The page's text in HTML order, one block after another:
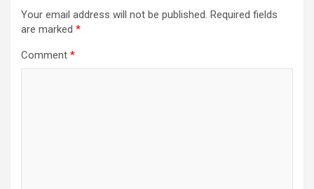
Your email address will not be published. Required fields
are marked *
Comment *